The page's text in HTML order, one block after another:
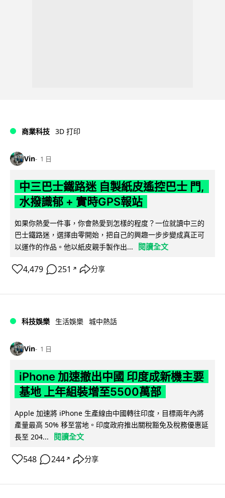
商業科技 3D 打印
Vin 1 日
中三巴士鐵路迷 自製紙皮遙控巴士 門,
水撥識郁 + 實時GPS報站
如果你熱愛一件事，你會熱愛到怎樣的程度？一位就讀中三的
巴士鐵路迷，選擇由零開始，把自己的興趣一步步變成真正可
以運作的作品。他以紙皮親手製作出...
閱讀全文
4,479 251 ↗ 分享
科技娛樂 生活娛樂 城中熱話
Vin 1 日
iPhone 加速撤出中國 印度成新機主要
基地 上年組裝增至5500萬部
Apple 加速將 iPhone 生產線由中國轉往印度，目標兩年內將
產量最高 50% 移至當地。印度政府推出關稅豁免及稅務優惠延
長至 204...
閱讀全文
548 244 ↗ 分享